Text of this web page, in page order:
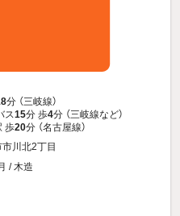
分 （三岐線）
ス15分 歩4分 （三岐線など）
歩20分 （名古屋線）
川北2丁目
/ 木造